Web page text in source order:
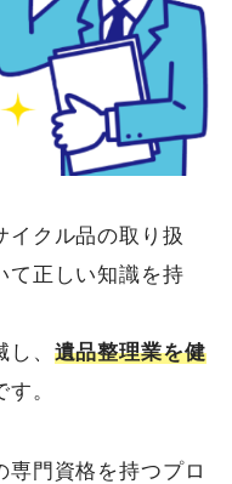
イクル品の取り扱
て正しい知識を持
、 遺品整理業を健
。
専門資格を持つプロ